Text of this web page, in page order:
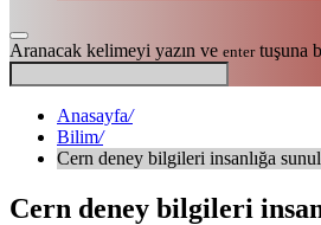
Aranacak kelimeyi yazın ve entertuşuna
Anasayfa/
Bilim/
Cern deney bilgileri insanlığa
Cern deney bilgileri